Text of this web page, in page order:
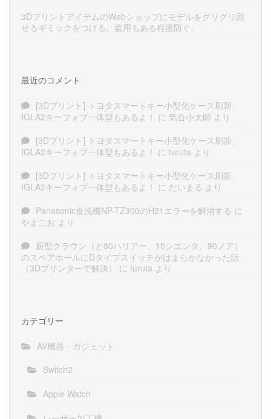
3DプリントアイテムのWebショップにモデルをグリグリ回
せるギミックをつける。盗用もある程度防ぐ。
最近のコメント
[3Dプリント] トヨタスマートキー小型化ケース刷新、
IGLA2キーフォブ一体型もあるよ！ に 気合小太郎 より
[3Dプリント] トヨタスマートキー小型化ケース刷新、
IGLA2キーフォブ一体型もあるよ！ に furuta より
[3Dプリント] トヨタスマートキー小型化ケース刷新、
IGLA2キーフォブ一体型もあるよ！ に だいまる より
Panasonic食洗機NP-TZ300のH21エラーを解消する に
やまこお より
新型クラウン（と80ハリアー、10シエンタ、90ノア）
のスペアホールにDタイプスイッチがはまらかなかった話
（3Dプリンターで解決）
に furuta より
カテゴリー
AV機器・ガジェット
Switch2
Apple Watch